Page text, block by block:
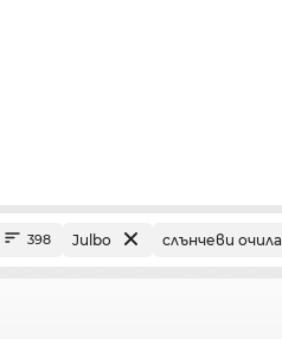
398 Julbo слънчеви очила